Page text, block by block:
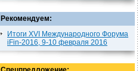
Рекомендуем:
Итоги XVI Международного Форума
iFin-2016, 9-10 февраля 2016